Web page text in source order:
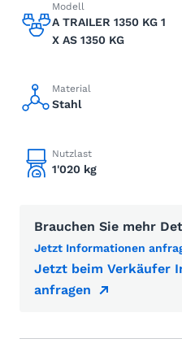
Modell
A TRAILER 1350 KG 1
X AS 1350 KG
Material
Stahl
Nutzlast
1'020 kg
Brauchen Sie mehr
Jetzt Informationen
Jetzt beim Verkäufer
anfragen